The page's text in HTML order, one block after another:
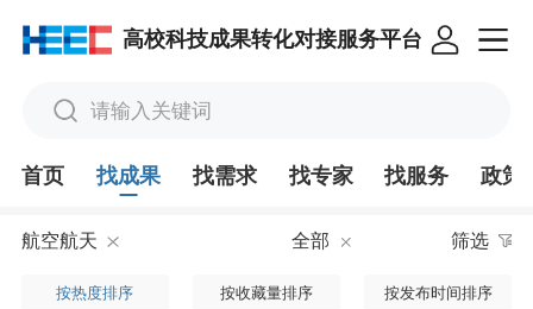
高校科技成果转化对接服务平台
请输入关键词
首页 找成果 找需求 找专家 找服务 政策
航空航天 全部 筛选
按热度排序 按收藏量排序 按发布时间排序